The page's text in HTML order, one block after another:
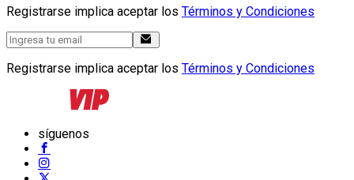
Registrarse implica aceptar los Términos y Condiciones
Registrarse implica aceptar los Términos y Condiciones
síguenos